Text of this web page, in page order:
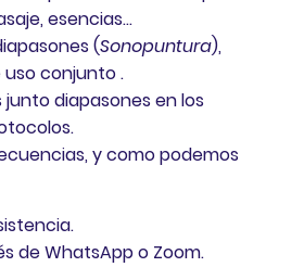
esencias...
(Sonopuntura),
conjunto .
junto diapasones en los
y como podemos
de WhatsApp o Zoom.